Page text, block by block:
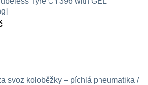
326 Kč
svoz koloběžky – píchlá pneumatika /